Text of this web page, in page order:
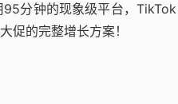
分钟的现象级平台，
促的完整增长方案！